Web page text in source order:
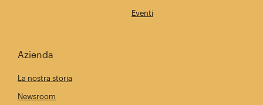
Eventi
Azienda
La nostra storia
Newsroom